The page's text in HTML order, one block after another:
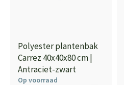
Polyester plantenbak
Carrez 40x40x80 cm |
Antraciet-zwart
Op voorraad